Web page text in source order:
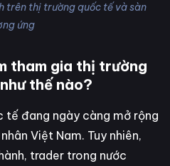
trên thị trường quốc tế và sàn
ứng
tham gia thị trường
thế nào?
tế đang ngày càng mở rộng
Việt Nam. Tuy nhiên,
trader trong nước